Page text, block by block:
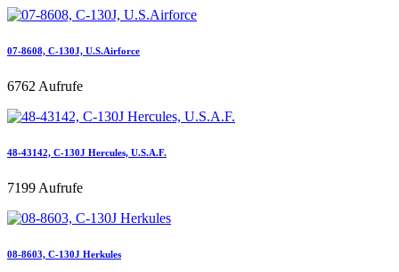
07-8608, C-130J, U.S.Airforce
6762 Aufrufe
48-43142, C-130J Hercules, U.S.A.F.
7199 Aufrufe
08-8603, C-130J Herkules